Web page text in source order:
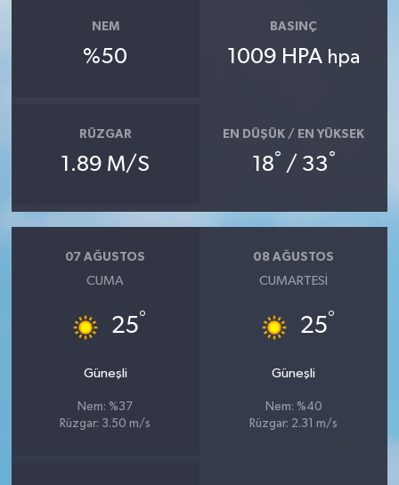
NEM
%50
BASINÇ
1009 HPA hpa
RÜZGAR
1.89 M/S
EN DÜŞÜK / EN YÜKSEK
18° / 33°
07 AĞUSTOS
CUMA
25°
Güneşli
Nem: %37
Rüzgar: 3.50 m/s
08 AĞUSTOS
CUMARTESI
25°
Güneşli
Nem: %40
Rüzgar: 2.31 m/s